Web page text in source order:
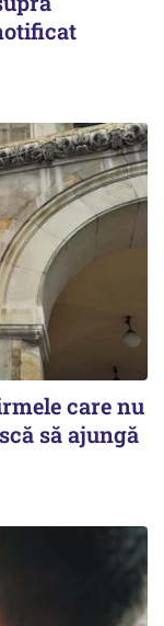
care nu
să ajungă